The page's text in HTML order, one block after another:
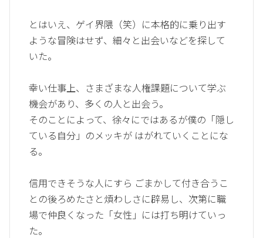
とはいえ、ゲイ界隈（笑）に本格的に乗り出す
ような冒険はせず、細々と出会いなどを探して
いた。
幸い仕事上、さまざまな人権課題について学ぶ
機会があり、多くの人と出会う。
そのことによって、徐々にではあるが僕の「隠し
ている自分」のメッキが はがれていくことにな
る。
信用できそうな人にすら ごまかして付き合うこ
との後ろめたさと煩わしさに辟易し、次第に職
場で仲良くなった「女性」には打ち明けていっ
た。